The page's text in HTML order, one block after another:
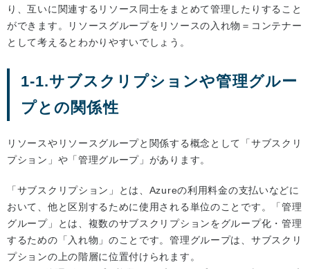
り、互いに関連するリソース同士をまとめて管理したりすること
ができます。リソースグループをリソースの入れ物＝コンテナー
として考えるとわかりやすいでしょう。
1-1.サブスクリプションや管理グルー
プとの関係性
リソースやリソースグループと関係する概念として「サブスクリ
プション」や「管理グループ」があります。
「サブスクリプション」とは、Azureの利用料金の支払いなどに
おいて、他と区別するために使用される単位のことです。「管理
グループ」とは、複数のサブスクリプションをグループ化・管理
するための「入れ物」のことです。管理グループは、サブスクリ
プションの上の階層に位置付けられます。